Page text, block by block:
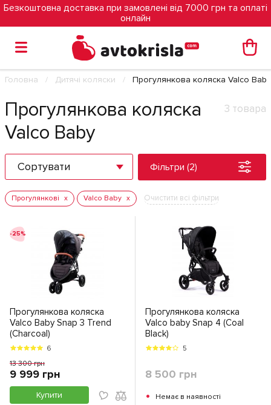
Безкоштовна доставка при замовлені від 7000 грн та оплаті
онлайн
Головна Дитячі коляски Прогулянкова коляска Valco Baby
Прогулянкова коляска
Valco Baby
3 товара
Сортувати Фільтри (2)
Прогулянкові Valco Baby Очистити всі фільтри
-25%
Прогулянкова коляска
Valco Baby Snap 3 Trend
(Charcoal)
6
13 300 грн
9 999 грн
Купити
Прогулянкова коляска
Valco baby Snap 4 (Coal
Black)
5
8 500 грн
• Немає в наявності